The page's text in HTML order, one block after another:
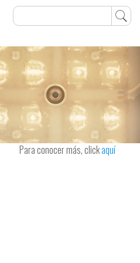
Para conocer más, clickaquí